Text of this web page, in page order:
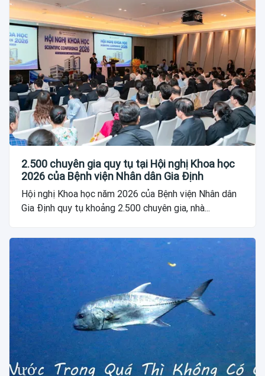
2.500 chuyên gia quy tụ tại Hội nghị Khoa học
2026 của Bệnh viện Nhân dân Gia Định
Hội nghị Khoa học năm 2026 của Bệnh viện Nhân dân
Gia Định quy tụ khoảng 2.500 chuyên gia, nhà...